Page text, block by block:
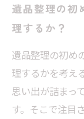
イント紹介
実際に利
成功スト
出張買取
ービス選
遺品整理
遺品整理の初
理するか？
遺品整理の初め
理するかを考え
思い出が詰まっ
す。そこで注目